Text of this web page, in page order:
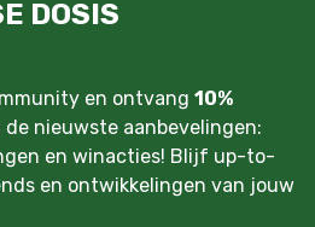
DOSIS
en ontvang 10%
nieuwste aanbevelingen:
en winacties! Blijf up-to-
en ontwikkelingen van jouw